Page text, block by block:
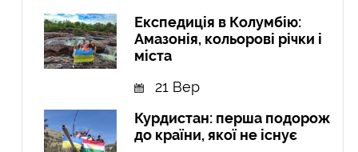
Експедиція в Колумбію:
Амазонія, кольорові річки і
міста
21 Вер
Курдистан: перша подорож
до країни, якої не існує